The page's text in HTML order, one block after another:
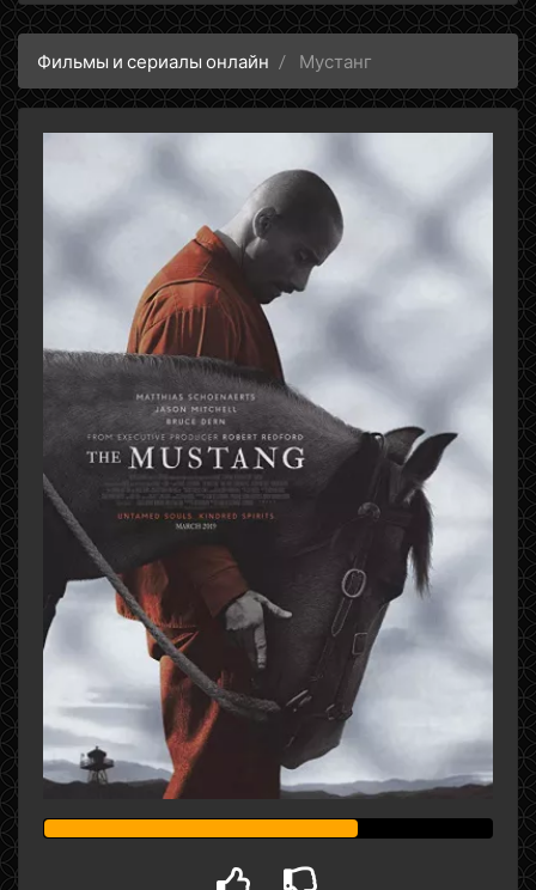
Фильмы и сериалы онлайн Мустанг